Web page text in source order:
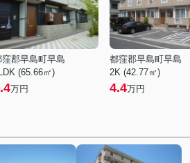
窪郡早島町早島
(65.66㎡)
万円
都窪郡早島町早島
2K (42.77㎡)
4.4万円